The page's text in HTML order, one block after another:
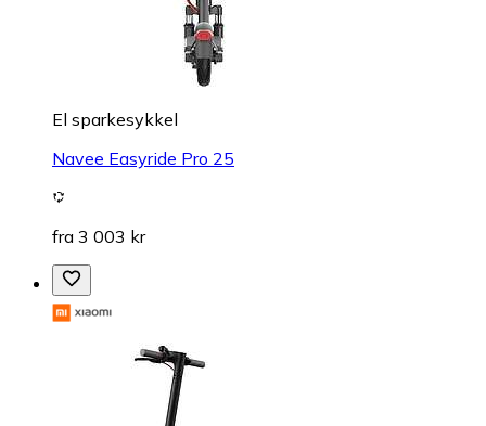
El sparkesykkel
Navee Easyride Pro 25
fra 3 003 kr